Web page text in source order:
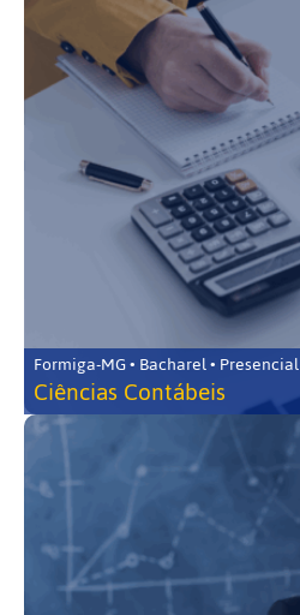
Formiga-MG • Bacharel • Presencial
Ciências Contábeis